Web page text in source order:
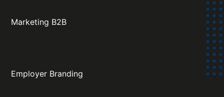
Marketing B2B
Employer Branding